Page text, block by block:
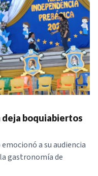
boquiabiertos
a su audiencia
gastronomía de